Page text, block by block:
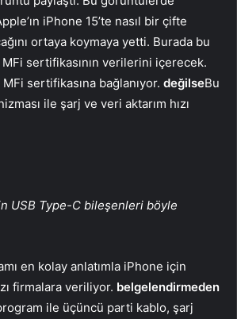
iPhone 15’te nasıl bir çifte
ortaya koymaya yetti. Burada bu
sertifikasının verilerini içerecek.
sertifikasına bağlanıyor. değilseBu
ile şarj ve veri aktarım hızı
USB Type-C bileşenleri böyle
en kolay anlatımla iPhone için
firmalara veriliyor. belgelendirmeden
ile üçüncü parti kablo, şarj